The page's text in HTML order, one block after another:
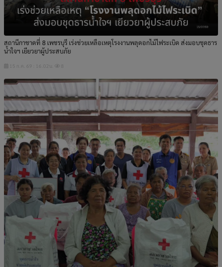
สถานีกาชาดที่ 8 เพชรบุรี เร่งช่วยเหลือเหตุโรงงานพลุดอกไม้ไฟระเบิด ส่งมอบชุดธาร
น้ำใจฯ เยียวยาผู้ประสบภัย
15 ก.ค. 69 : 16.02น. 8